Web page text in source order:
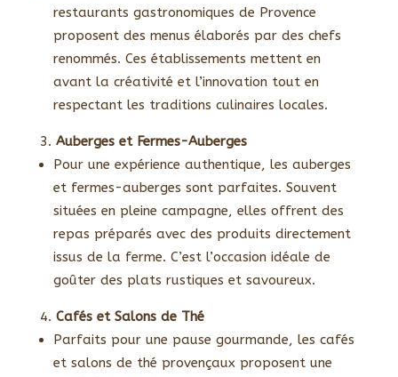
restaurants gastronomiques de Provence
proposent des menus élaborés par des chefs
renommés. Ces établissements mettent en
avant la créativité et l’innovation tout en
respectant les traditions culinaires locales.
Auberges et Fermes-Auberges
Pour une expérience authentique, les auberges
et fermes-auberges sont parfaites. Souvent
situées en pleine campagne, elles offrent des
repas préparés avec des produits directement
issus de la ferme. C’est l’occasion idéale de
goûter des plats rustiques et savoureux.
Cafés et Salons de Thé
Parfaits pour une pause gourmande, les cafés
et salons de thé provençaux proposent une